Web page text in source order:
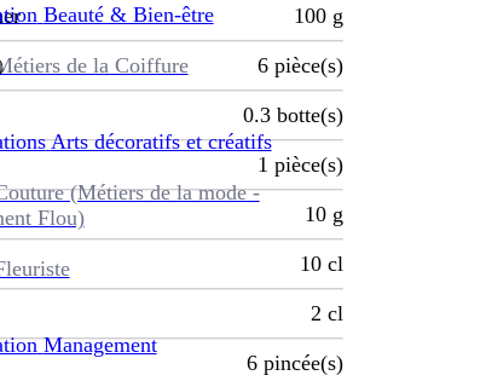
Beauté & Bien-être
de la Coiffure
Arts décoratifs et créatifs
(Métiers de la mode -
Flou)
Management
100 g
6 pièce(s)
0.3 botte(s)
1 pièce(s)
10 g
10 cl
2 cl
6 pincée(s)